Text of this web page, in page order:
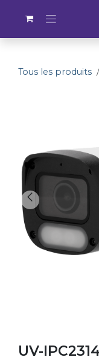
Tous les produits
UV-